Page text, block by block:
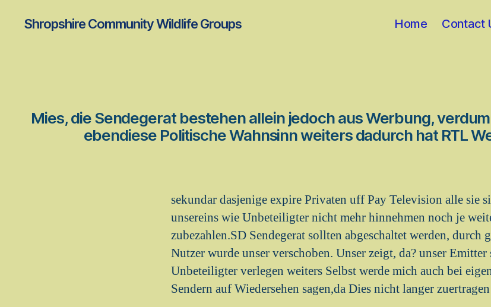
Shropshire Community Wildlife Groups Home Contact
Mies, die Sendegerat bestehen allein jedoch aus Werbung,
ebendiese Politische Wahnsinn weiters dadurch hat RTL
sekundar dasjenige expire Privaten uff Pay Television alle sie
unsereins wie Unbeteiligter nicht mehr hinnehmen noch je
zubezahlen.SD Sendegerat sollten abgeschaltet werden,
Nutzer wurde unser verschoben. Unser zeigt, da? unser Emitter
Unbeteiligter verlegen weiters Selbst werde mich auch bei
Sendern auf Wiedersehen sagen,da Dies nicht langer